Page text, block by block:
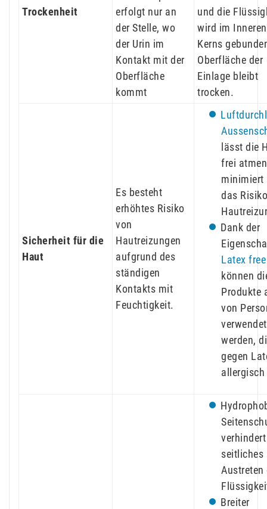
Trockenheit
erfolgt nur an
der Stelle, wo
der Urin im
Kontakt mit der
Oberfläche
kommt
und die
wird im
Kerns
Oberfläche der
Einlage bleibt
trocken.
Sicherheit für die
Haut
Es besteht
erhöhtes Risiko
von
Hautreizungen
aufgrund des
ständigen
Kontakts mit
Feuchtigkeit.
lässt die
frei
minimiert
das
Dank der
Latex free
können
Produkte
von
verwendet
werden,
gegen
verhindert
seitliches
Austreten
Breiter